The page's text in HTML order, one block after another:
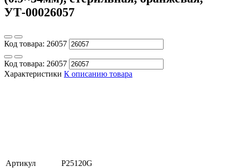
УТ-00026057
Код товара: 26057
Код товара: 26057
Характеристики К описанию товара
Артикул
P25120G